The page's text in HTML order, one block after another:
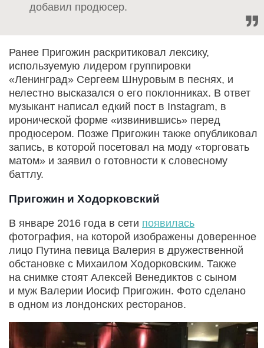
добавил продюсер.
Ранее Пригожин раскритиковал лексику,
используемую лидером группировки
«Ленинград» Сергеем Шнуровым в песнях, и
нелестно высказался о его поклонниках. В ответ
музыкант написал едкий пост в Instagram, в
иронической форме «извинившись» перед
продюсером. Позже Пригожин также опубликовал
запись, в которой посетовал на моду «торговать
матом» и заявил о готовности к словесному
баттлу.
Пригожин и Ходорковский
В январе 2016 года в сети появилась
фотография, на которой изображены доверенное
лицо Путина певица Валерия в дружественной
обстановке с Михаилом Ходорковским. Также
на снимке стоят Алексей Венедиктов с сыном
и муж Валерии Иосиф Пригожин. Фото сделано
в одном из лондонских ресторанов.